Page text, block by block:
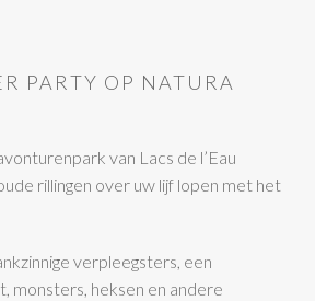
PARTY OP NATURA
van Lacs de l’Eau
rillingen over uw lijf lopen met het
verpleegsters, een
monsters, heksen en andere